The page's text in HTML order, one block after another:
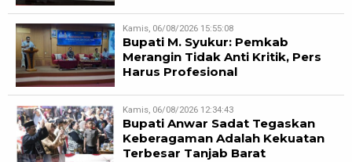
Kamis, 06/08/2026 15:55:08
Bupati M. Syukur: Pemkab
Merangin Tidak Anti Kritik, Pers
Harus Profesional
Kamis, 06/08/2026 12:34:43
Bupati Anwar Sadat Tegaskan
Keberagaman Adalah Kekuatan
Terbesar Tanjab Barat